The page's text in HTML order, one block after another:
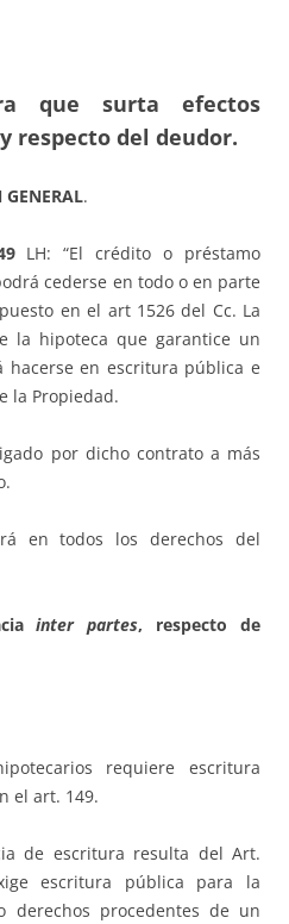
que surta efectos
respecto del deudor.
GENERAL.
LH: “El crédito o préstamo
cederse en todo o en parte
en el art 1526 del Cc. La
la hipoteca que garantice un
hacerse en escritura pública e
la Propiedad.
por dicho contrato a más
en todos los derechos del
inter partes, respecto de
requiere escritura
el art. 149.
de escritura resulta del Art.
escritura pública para la
derechos procedentes de un